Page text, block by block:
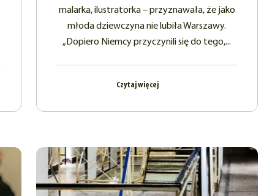
malarka, ilustratorka – przyznawała, że jako
młoda dziewczyna nie lubiła Warszawy.
„Dopiero Niemcy przyczynili się do tego,...
Czytaj więcej